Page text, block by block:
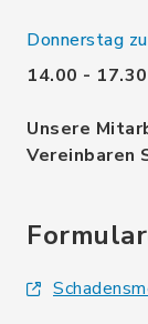
Donnerstag
14.00 -
Unsere
Vereinbaren